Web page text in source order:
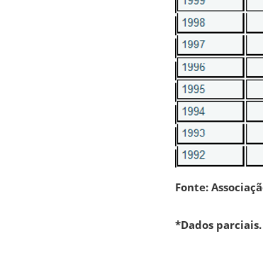
Fonte:
*Dados parciais.